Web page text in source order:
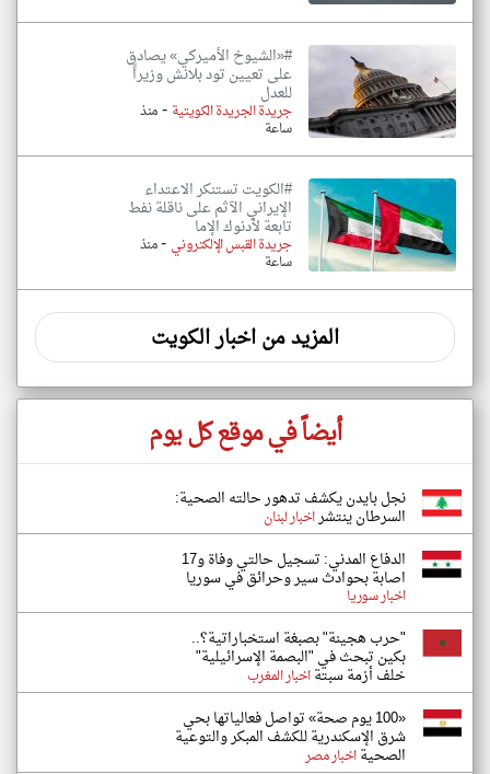
#«الشيوخ الأميركي» يصادق
على تعيين تود بلانش وزيراً
للعدل
جريدة الجريدة الكويتية -منذ
ساعة
#الكويت تستنكر الاعتداء
الإيراني الآثم على ناقلة نفط
تابعة لأدنوك الإما
جريدة القبس الإلكتروني -منذ
ساعة
المزيد من اخبار الكويت
أيضاً في موقع كل يوم
نجل بايدن يكشف تدهور حالته الصحية:
السرطان ينتشراخبار لبنان
الدفاع المدني: تسجيل حالتي وفاة و17
اصابة بحوادث سير وحرائق في سوريا
اخبار سوريا
"حرب هجينة" بصبغة استخباراتية؟..
بكين تبحث في "البصمة الإسرائيلية"
خلف أزمة سبتةاخبار المغرب
«100 يوم صحة» تواصل فعالياتها بحي
شرق الإسكندرية للكشف المبكر والتوعية
الصحيةاخبار مصر